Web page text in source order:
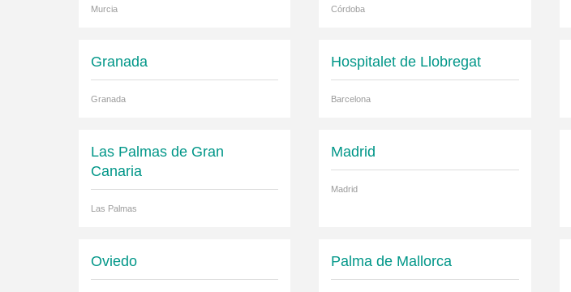
Murcia Córdoba
Granada
Granada
Hospitalet de Llobregat
Barcelona
Las Palmas de Gran
Canaria
Las Palmas
Madrid
Madrid
Oviedo Palma de Mallorca